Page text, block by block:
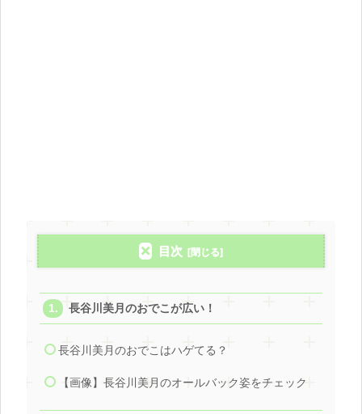
目次
長谷川美月のおでこが広い！
長谷川美月のおでこはハゲてる？
【画像】長谷川美月のオールバック姿をチェック